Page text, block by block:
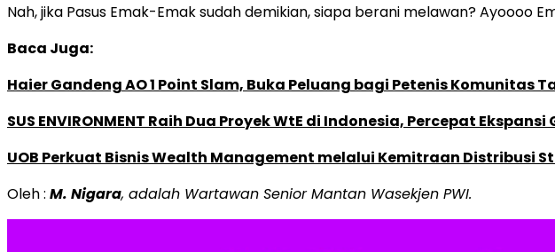
Nah, jika Pasus Emak-Emak sudah demikian, siapa berani melawan? Ayoooo
Baca Juga:
Haier Gandeng AO 1 Point Slam, Buka Peluang bagi Petenis Komunitas
SUS ENVIRONMENT Raih Dua Proyek WtE di Indonesia, Percepat Ekspansi
UOB Perkuat Bisnis Wealth Management melalui Kemitraan Distribusi
Oleh : M. Nigara, adalah Wartawan Senior Mantan Wasekjen PWI.